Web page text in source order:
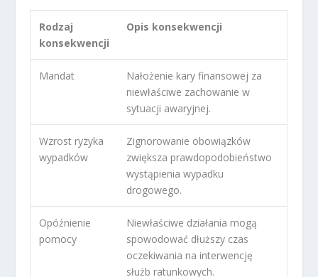
Rodzaj
konsekwencji
Opis konsekwencji
Mandat
Nałożenie kary finansowej za
niewłaściwe zachowanie w
sytuacji awaryjnej.
Wzrost ryzyka
wypadków
Zignorowanie obowiązków
zwiększa prawdopodobieństwo
wystąpienia wypadku
drogowego.
Opóźnienie
pomocy
Niewłaściwe działania mogą
spowodować dłuższy czas
oczekiwania na interwencję
służb ratunkowych.